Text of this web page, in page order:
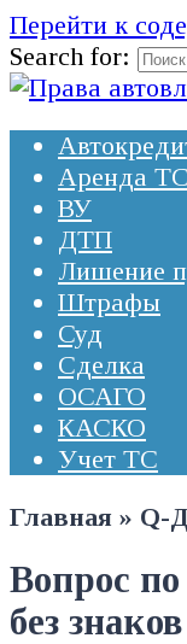
Перейти к
Search for:
Аренда ТС
ВУ
ДТП
Лишение
Штрафы
Суд
Сделка
ОСАГО
КАСКО
Учет ТС
Главная » Q-
Вопрос
без